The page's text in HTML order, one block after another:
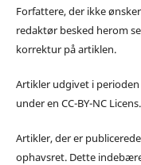
Forfattere, der ikke
redaktør besked herom
korrektur på artiklen.
Artikler udgivet i
under en CC-BY-NC Licens.
Artikler, der er
ophavsret. Dette